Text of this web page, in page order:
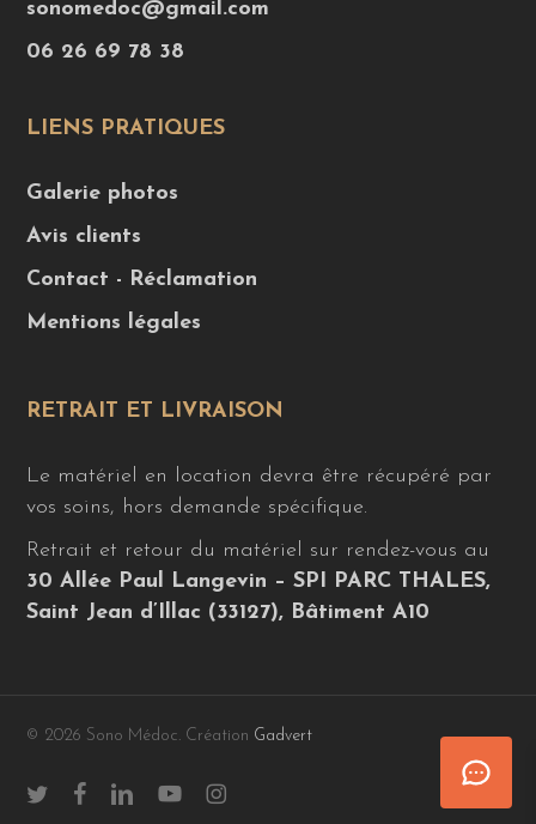
sonomedoc@gmail.com
06 26 69 78 38
LIENS PRATIQUES
Galerie photos
Avis clients
Contact - Réclamation
Mentions légales
RETRAIT ET LIVRAISON
Le matériel en location devra être récupéré par
vos soins, hors demande spécifique.
Retrait et retour du matériel sur rendez-vous au
30 Allée Paul Langevin – SPI PARC THALES,
Saint Jean d’Illac (33127), Bâtiment A10
© 2026 Sono Médoc. Création Gadvert
twitter facebooklinkedinyoutubeinstagram